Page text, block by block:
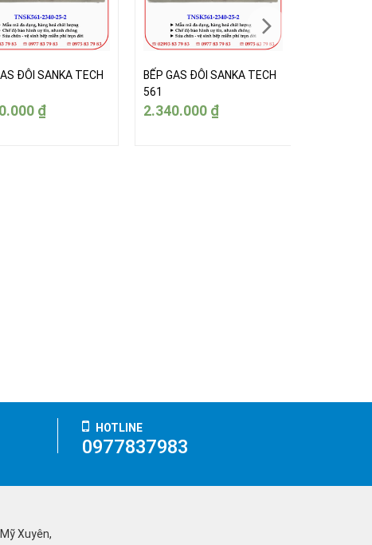
ĐÔI SANKA TECH
₫
BẾP GAS ĐÔI SANKA TECH
561
2.340.000 ₫
HOTLINE
0977837983
Xuyên,